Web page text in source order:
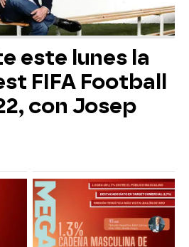
este lunes la
FIFA Football
con Josep